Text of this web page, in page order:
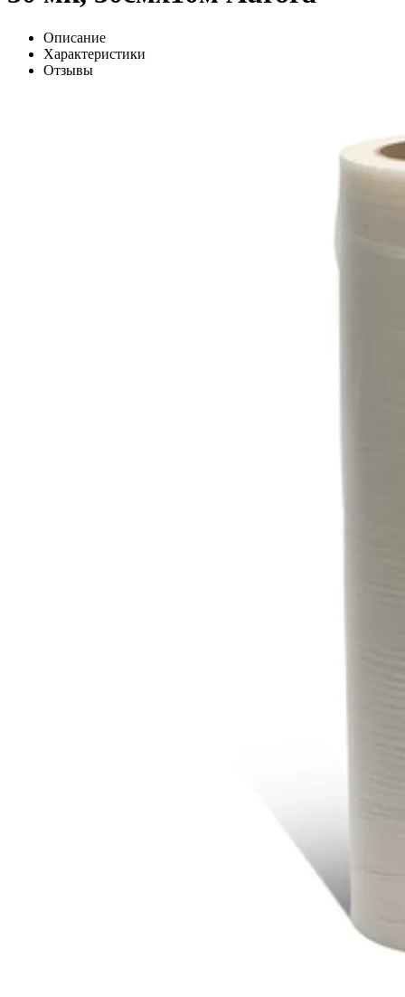
Описание
Характеристики
Отзывы